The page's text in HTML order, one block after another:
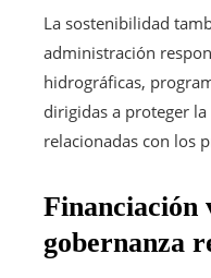
La sostenibilidad
administración
hidrográficas,
dirigidas a proteger
relacionadas con los
Financiación
gobernanza